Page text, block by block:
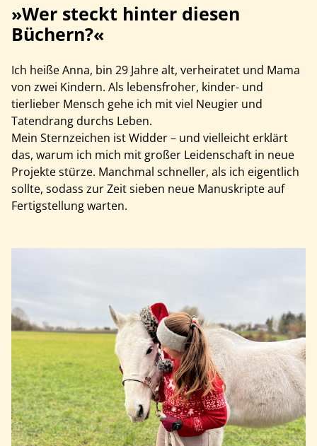
»Wer steckt hinter diesen
Büchern?«
Ich heiße Anna, bin 29 Jahre alt, verheiratet und Mama
von zwei Kindern. Als lebensfroher, kinder- und
tierlieber Mensch gehe ich mit viel Neugier und
Tatendrang durchs Leben.
Mein Sternzeichen ist Widder – und vielleicht erklärt
das, warum ich mich mit großer Leidenschaft in neue
Projekte stürze. Manchmal schneller, als ich eigentlich
sollte, sodass zur Zeit sieben neue Manuskripte auf
Fertigstellung warten.